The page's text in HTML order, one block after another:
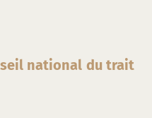
national du trait